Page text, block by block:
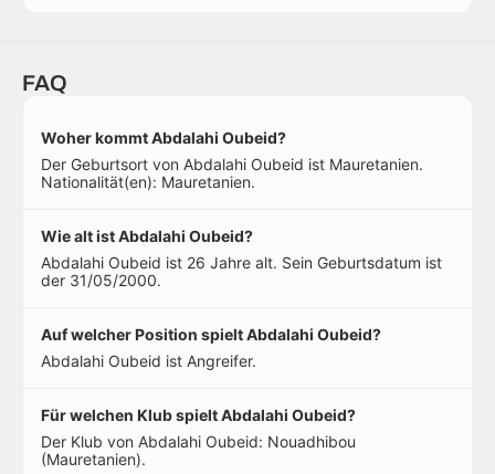
FAQ
Woher kommt Abdalahi Oubeid?
Der Geburtsort von Abdalahi Oubeid ist Mauretanien.
Nationalität(en): Mauretanien.
Wie alt ist Abdalahi Oubeid?
Abdalahi Oubeid ist 26 Jahre alt. Sein Geburtsdatum ist
der 31/05/2000.
Auf welcher Position spielt Abdalahi Oubeid?
Abdalahi Oubeid ist Angreifer.
Für welchen Klub spielt Abdalahi Oubeid?
Der Klub von Abdalahi Oubeid: Nouadhibou
(Mauretanien).